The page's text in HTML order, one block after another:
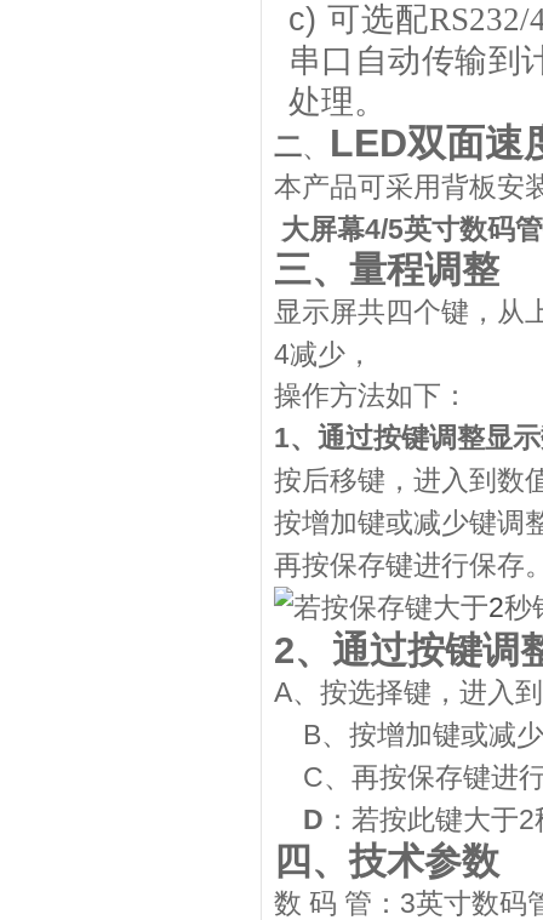
c) 可选配RS232/
串口自动传输到
处理。
二、 LED双面速
本产品可采用背板安
大屏幕4/5英寸数码
三、量程调整
显示屏共四个键，从
4减少，
操作方法如下：
1、通过按键调整显
按后移键，进入到数
按增加键或减少键调
再按保存键进行保存
若按保存键大于2秒
2、通过按键调
A、按选择键，进入
B、按增加键或减
C、再按保存键进
D ：若按此键大于2
四、技术参数
数 码 管： 3英寸数码